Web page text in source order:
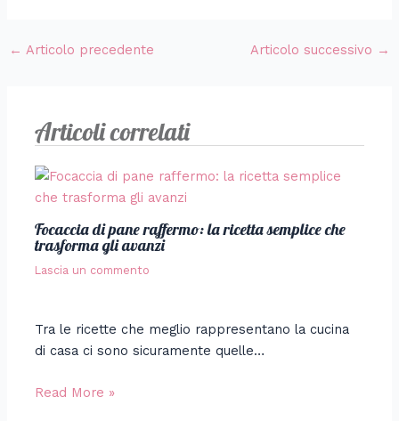
← Articolo precedente Articolo successivo →
Articoli correlati
Focaccia di pane raffermo: la ricetta semplice che
trasforma gli avanzi
Lascia un commento
Tra le ricette che meglio rappresentano la cucina
di casa ci sono sicuramente quelle…
Read More »